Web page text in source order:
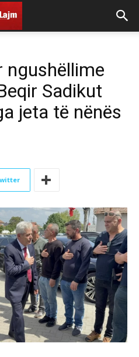
ngushëllime
Sadikut
jeta të nënës